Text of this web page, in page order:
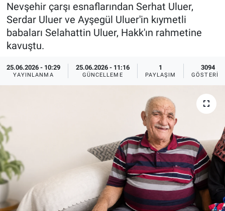
Nevşehir çarşı esnaflarından Serhat Uluer,
Serdar Uluer ve Ayşegül Uluer'in kıymetli
babaları Selahattin Uluer, Hakk'ın rahmetine
kavuştu.
25.06.2026 - 10:29
YAYINLANMA
25.06.2026 - 11:16
GÜNCELLEME
1
PAYLAŞIM
3094
GÖSTERIM
Sağlık
Yerel
Genel
İlan - Duyuru- Mesaj
Türkiye Gündemi
Sizden Gelenler
3.Sayfa
İlan - Duyuru- Mesaj
Türkiye Gündemi
Sizden Gelenler